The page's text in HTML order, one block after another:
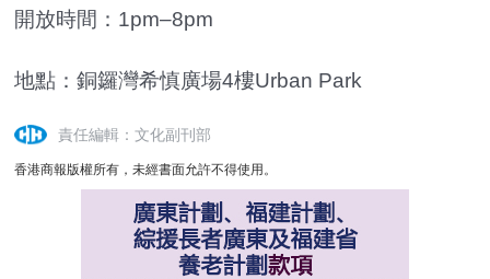
開放時間：1pm–8pm
地點：銅鑼灣希慎廣場4樓Urban Park
責任編輯：文化副刊部
香港商報版權所有，未經書面允許不得使用。